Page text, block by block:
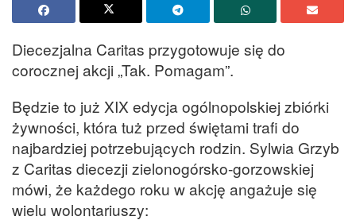
Diecezjalna Caritas przygotowuje się do
corocznej akcji „Tak. Pomagam”.
Będzie to już XIX edycja ogólnopolskiej zbiórki
żywności, która tuż przed świętami trafi do
najbardziej potrzebujących rodzin. Sylwia Grzyb
z Caritas diecezji zielonogórsko-gorzowskiej
mówi, że każdego roku w akcję angażuje się
wielu wolontariuszy: